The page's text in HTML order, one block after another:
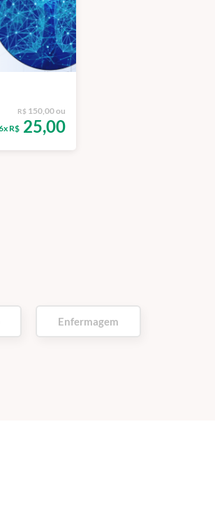
R$ 150,00 ou
R$25,00
Enfermagem